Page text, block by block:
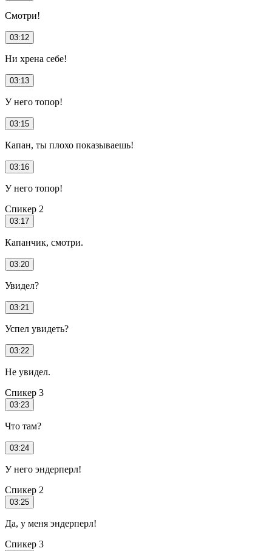
Смотри!
03:12
Ни хрена себе!
03:13
У него топор!
03:15
Капан, ты плохо показываешь!
03:16
У него топор!
Спикер 2
03:17
Капанчик, смотри.
03:20
Увидел?
03:21
Успел увидеть?
03:22
Не увидел.
Спикер 3
03:23
Что там?
03:24
У него эндерперл!
Спикер 2
03:25
Да, у меня эндерперл!
Спикер 3